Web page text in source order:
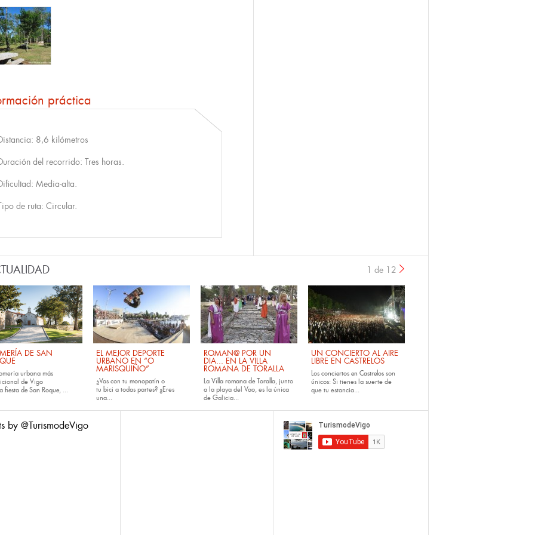
práctica
8,6 kilómetros
del recorrido: Tres horas.
Media-alta.
de ruta: Circular.
DE SAN
urbana más
de Vigo
fiesta de San Roque, ...
EL MEJOR DEPORTE
URBANO EN “O
MARISQUIÑO”
¿Vas con tu monopatín o
tu bici a todas partes? ¿Eres
una...
ROMAN@ POR UN
DIA... EN LA VILLA
ROMANA DE TORALLA
La Villa romana de Toralla, junto
a la playa del Vao, es la única
de Galicia...
UN CONCIERTO AL AIRE
LIBRE EN CASTRELOS
Los conciertos en Castrelos son
únicos: Si tienes la suerte de
que tu estancia...
1 de 12
by @TurismodeVigo